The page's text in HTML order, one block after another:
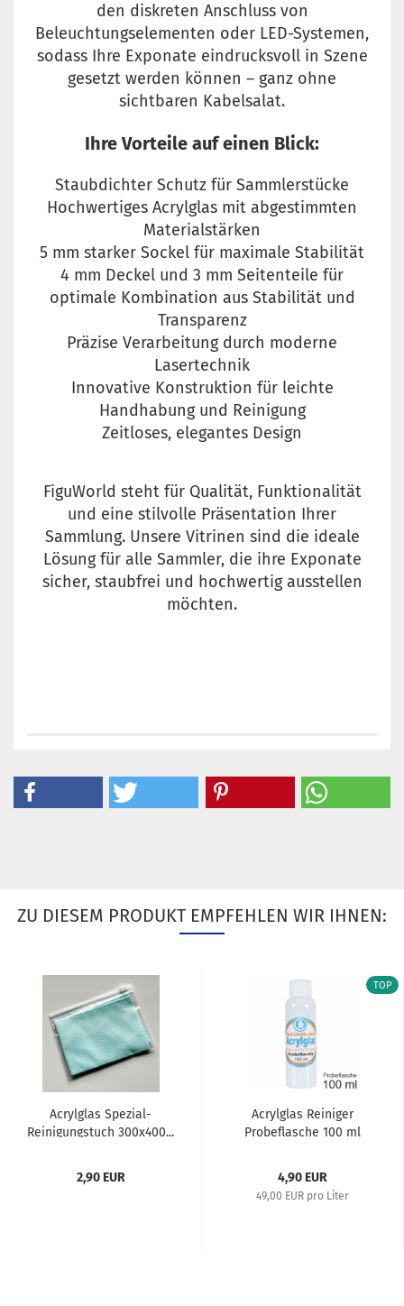
den diskreten Anschluss von
Beleuchtungselementen oder LED-Systemen,
sodass Ihre Exponate eindrucksvoll in Szene
gesetzt werden können – ganz ohne
sichtbaren Kabelsalat.
Ihre Vorteile auf einen Blick:
Staubdichter Schutz für Sammlerstücke
Hochwertiges Acrylglas mit abgestimmten
Materialstärken
5 mm starker Sockel für maximale Stabilität
4 mm Deckel und 3 mm Seitenteile für
optimale Kombination aus Stabilität und
Transparenz
Präzise Verarbeitung durch moderne
Lasertechnik
Innovative Konstruktion für leichte
Handhabung und Reinigung
Zeitloses, elegantes Design
FiguWorld steht für Qualität, Funktionalität
und eine stilvolle Präsentation Ihrer
Sammlung. Unsere Vitrinen sind die ideale
Lösung für alle Sammler, die ihre Exponate
sicher, staubfrei und hochwertig ausstellen
möchten.
ZU DIESEM PRODUKT EMPFEHLEN WIR IHNEN:
Acrylglas Spezial-
Reinigungstuch 300x400...
2,90 EUR
TOP
Acrylglas Reiniger
Probeflasche 100 ml
4,90 EUR
49,00 EUR pro Liter